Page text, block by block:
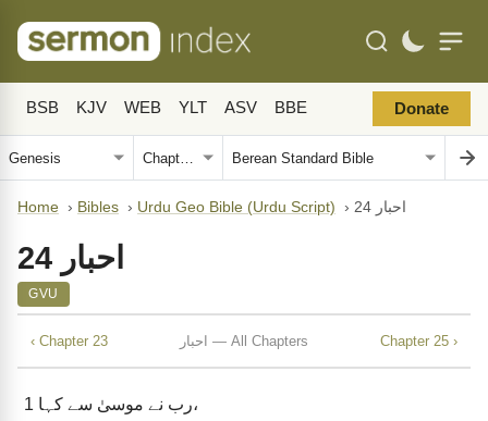
BSB KJV WEB YLT ASV BBE Donate
Home › Bibles › Urdu Geo Bible (Urdu Script) › احبار 24
احبار 24
GVU
‹ Chapter 23 احبار — All Chapters Chapter 25 ›
1 رب نے موسیٰ سے کہا،